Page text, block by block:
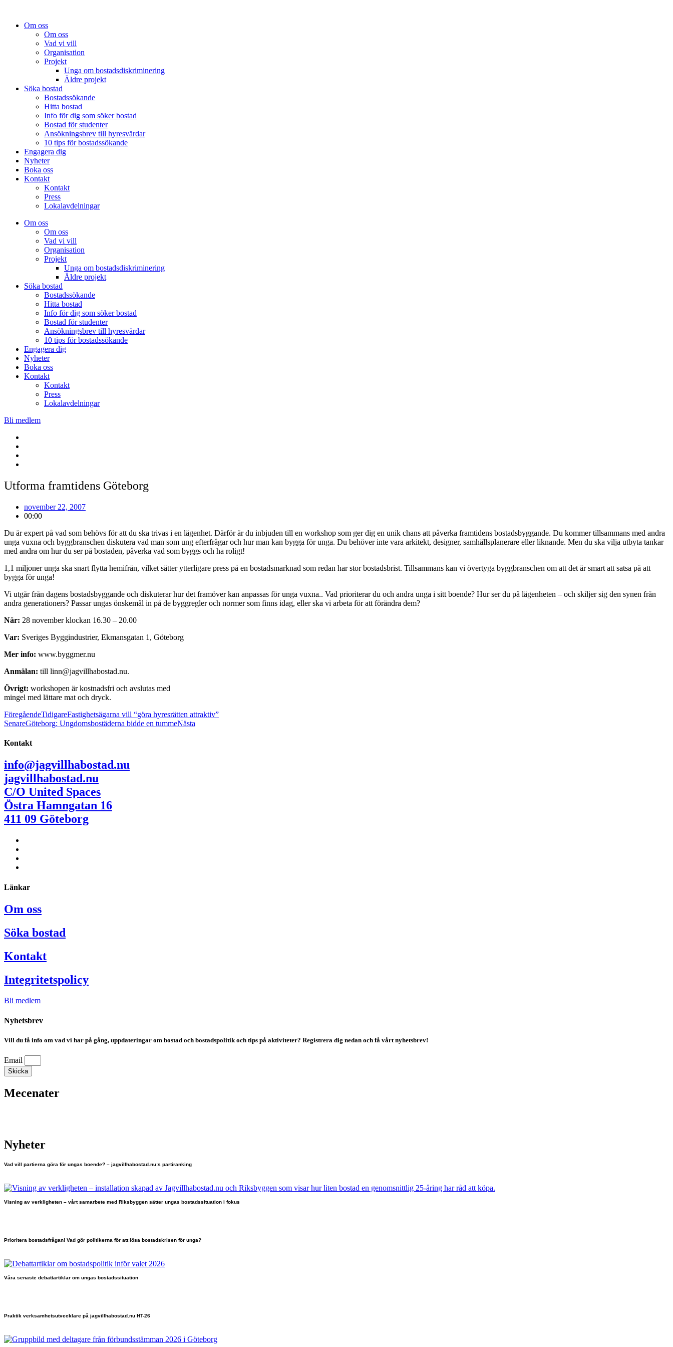
Om oss
Om oss
Vad vi vill
Organisation
Projekt
Unga om bostadsdiskriminering
Äldre projekt
Söka bostad
Bostadssökande
Hitta bostad
Info för dig som söker bostad
Bostad för studenter
Ansökningsbrev till hyresvärdar
10 tips för bostadssökande
Engagera dig
Nyheter
Boka oss
Kontakt
Kontakt
Press
Lokalavdelningar
Om oss
Om oss
Vad vi vill
Organisation
Projekt
Unga om bostadsdiskriminering
Äldre projekt
Söka bostad
Bostadssökande
Hitta bostad
Info för dig som söker bostad
Bostad för studenter
Ansökningsbrev till hyresvärdar
10 tips för bostadssökande
Engagera dig
Nyheter
Boka oss
Kontakt
Kontakt
Press
Lokalavdelningar
Bli medlem
Utforma framtidens Göteborg
november 22, 2007
00:00
Du är expert på vad som behövs för att du ska trivas i en lägenhet. Därför är du inbjuden till en workshop som ger dig en unik chans att påverka framtidens bostadsbyggande. Du kommer tillsammans med andra
unga vuxna och byggbranschen diskutera vad man som ung efterfrågar och hur man kan bygga för unga. Du behöver inte vara arkitekt, designer, samhällsplanerare eller liknande. Men du ska vilja utbyta tankar
med andra om hur du ser på bostaden, påverka vad som byggs och ha roligt!
1,1 miljoner unga ska snart flytta hemifrån, vilket sätter ytterligare press på en bostadsmarknad som redan har stor bostadsbrist. Tillsammans kan vi övertyga byggbranschen om att det är smart att satsa på att
bygga för unga!
Vi utgår från dagens bostadsbyggande och diskuterar hur det framöver kan anpassas för unga vuxna.. Vad prioriterar du och andra unga i sitt boende? Hur ser du på lägenheten – och skiljer sig den synen från
andra generationers? Passar ungas önskemål in på de byggregler och normer som finns idag, eller ska vi arbeta för att förändra dem?
När: 28 november klockan 16.30 – 20.00
Var: Sveriges Byggindustrier, Ekmansgatan 1, Göteborg
Mer info: www.byggmer.nu
Anmälan: till linn@jagvillhabostad.nu.
Övrigt: workshopen är kostnadsfri och avslutas med
mingel med lättare mat och dryck.
FöregåendeTidigareFastighetsägarna vill “göra hyresrätten attraktiv”
SenareGöteborg: Ungdomsbostäderna bidde en tummeNästa
Kontakt
info@jagvillhabostad.nu
jagvillhabostad.nu
C/O United Spaces
Östra Hamngatan 16
411 09 Göteborg
Länkar
Om oss
Söka bostad
Kontakt
Integritetspolicy
Bli medlem
Nyhetsbrev
Vill du få info om vad vi har på gång, uppdateringar om bostad och bostadspolitik och tips på aktiviteter? Registrera dig nedan och få vårt nyhetsbrev!
Email
Skicka
Mecenater
Nyheter
Vad vill partierna göra för ungas boende? – jagvillhabostad.nu:s partiranking
Visning av verkligheten – vårt samarbete med Riksbyggen sätter ungas bostadssituation i fokus
Prioritera bostadsfrågan! Vad gör politikerna för att lösa bostadskrisen för unga?
Våra senaste debattartiklar om ungas bostadssituation
Praktik verksamhetsutvecklare på jagvillhabostad.nu HT-26